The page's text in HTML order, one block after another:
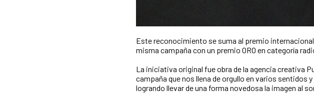
Este reconocimiento se suma al premio
misma campaña con un premio ORO en categoría
La iniciativa original fue obra de la agencia creativa
campaña que nos llena de orgullo en varios sentidos
logrando llevar de una forma novedosa la imagen al